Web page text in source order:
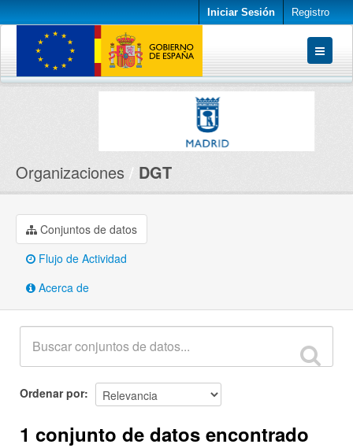
Iniciar Sesión Registro
Conjuntos de datos
Organizaciones DGT
Conjuntos de datos
Flujo de Actividad
Acerca de
Ordenar por
1 conjunto de datos encontrado